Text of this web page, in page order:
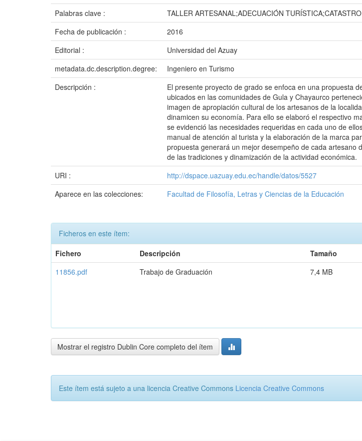
Palabras clave :
TALLER ARTESANAL;ADECUACIÓN
Fecha de publicación :
2016
Editorial :
Universidad del Azuay
metadata.dc.description.degree:
Ingeniero en Turismo
Descripción :
El presente proyecto de grado se enfoca en una propuesta
ubicados en las comunidades de Gula y Chayaurco
imagen de apropiación cultural de los artesanos de la
dinamicen su economía. Para ello se elaboró el respectivo
se evidenció las necesidades requeridas en cada uno de
manual de atención al turista y la elaboración de la marca
propuesta generará un mejor desempeño de cada artesano
de las tradiciones y dinamización de la actividad económica.
URI :
http://dspace.uazuay.edu.ec/handle/datos/5527
Aparece en las colecciones:
Facultad de Filosofía, Letras y Ciencias de la Educación
Ficheros en este ítem:
Fichero
Descripción Tamaño
11856.pdf
Trabajo de Graduación 7,4 MB
Mostrar el registro Dublin Core completo del ítem
Este ítem está sujeto a una licencia Creative Commons Licencia Creative Commons